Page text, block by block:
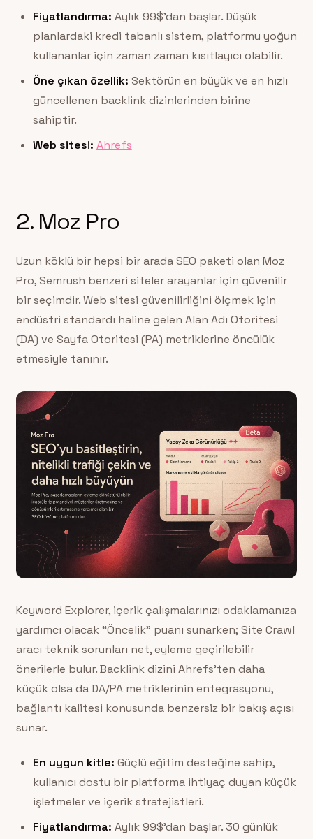
Fiyatlandırma: Aylık 99$’dan başlar. Düşük
planlardaki kredi tabanlı sistem, platformu yoğun
kullananlar için zaman zaman kısıtlayıcı olabilir.
Öne çıkan özellik: Sektörün en büyük ve en hızlı
güncellenen backlink dizinlerinden birine
sahiptir.
Web sitesi: Ahrefs
2. Moz Pro
Uzun köklü bir hepsi bir arada SEO paketi olan Moz
Pro, Semrush benzeri siteler arayanlar için güvenilir
bir seçimdir. Web sitesi güvenilirliğini ölçmek için
endüstri standardı haline gelen Alan Adı Otoritesi
(DA) ve Sayfa Otoritesi (PA) metriklerine öncülük
etmesiyle tanınır.
Keyword Explorer, içerik çalışmalarınızı odaklamanıza
yardımcı olacak “Öncelik” puanı sunarken; Site Crawl
aracı teknik sorunları net, eyleme geçirilebilir
önerilerle bulur. Backlink dizini Ahrefs’ten daha
küçük olsa da DA/PA metriklerinin entegrasyonu,
bağlantı kalitesi konusunda benzersiz bir bakış açısı
sunar.
En uygun kitle: Güçlü eğitim desteğine sahip,
kullanıcı dostu bir platforma ihtiyaç duyan küçük
işletmeler ve içerik stratejistleri.
Fiyatlandırma: Aylık 99$’dan başlar. 30 günlük